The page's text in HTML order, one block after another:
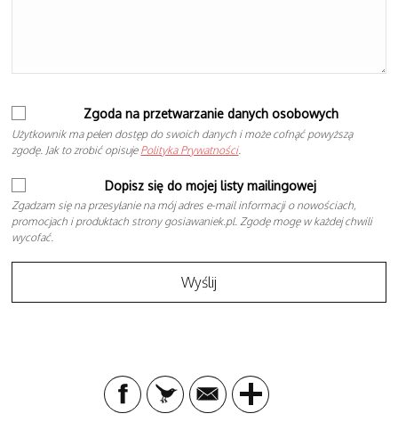
Zgoda na przetwarzanie danych osobowych
Użytkownik ma pełen dostęp do swoich danych i może cofnąć powyższą
zgodę. Jak to zrobić opisuje Polityka Prywatności.
Dopisz się do mojej listy mailingowej
Zgadzam się na przesyłanie na mój adres e-mail informacji o nowościach,
promocjach i produktach strony gosiawaniek.pl. Zgodę mogę w każdej chwili
wycofać.